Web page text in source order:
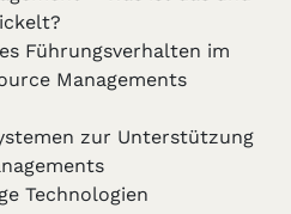
Führungsverhalten im
Managements
zur Unterstützung
Technologien